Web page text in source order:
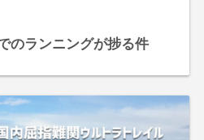
のランニングが捗る件